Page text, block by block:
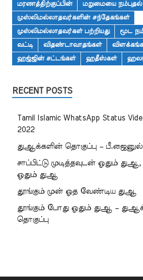
மரணத்திற்குப்பின்
மறுமையை நம்புதல்
முஸ்லிமல்லாதவர்களின் சந்தேகங்கள்
முஸ்லிமல்லாதவர்கள் பற்றியது
மூட
வட்டி
விதண்டாவாதங்கள்
ஹஜ்ஜின் சட்டங்கள்
ஹதீஸ்கள்
RECENT POSTS
Tamil Islamic WhatsApp Status
2022
துஆக்களின் தொகுப்பு –
சாப்பிட்டு முடித்தவுடன் ஓதும் துஆ,
ஓதும் துஆ
தூங்கும் முன் ஓத வேண்டிய துஆ
தூங்கும் போது ஓதும் துஆ –
தொகுப்பு